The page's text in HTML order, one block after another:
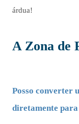
árdua!
A Zona de
Posso converter
diretamente